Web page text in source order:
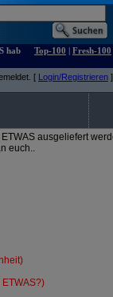
hab
Top-100 | Fresh-100
[ Login/Registrieren ]
ausgeliefert
euch..